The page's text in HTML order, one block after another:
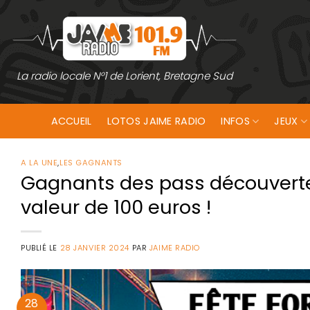
contenu
La radio locale N°1 de Lorient, Bretagne Sud
ACCUEIL LOTOS JAIME RADIO INFOS JEUX
A LA UNE,LES GAGNANTS
Gagnants des pass
valeur de 100 euros !
PUBLIÉ LE 28 JANVIER 2024 PAR JAIME RADIO
28